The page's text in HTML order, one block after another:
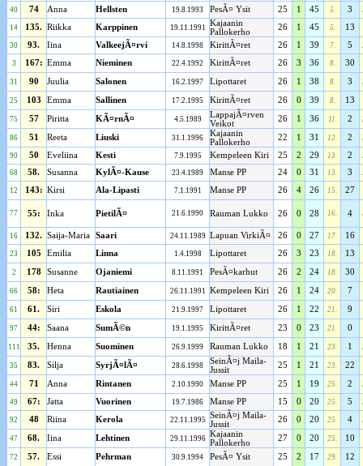
40 74 Anna Hellsten 19.8.1993 PesÃ¤ Ysit 25 1 45 5. 3
14 135. Riikka Karppinen 19.11.1991 Kajaanin
Pallokerho
26 1 45 5. 13
30 93. Iina ValkeejÃ¤rvi 14.8.1998 KirittÃ¤ret 26 1 39 7. 5
3 167: Emma Nieminen 22.4.1992 KirittÃ¤ret 26 3 36 8. 30
31 90 Juulia Salonen 16.2.1997 Lipottaret 26 1 38 8. 3
25 103 Emma Sallinen 17.2.1995 KirittÃ¤ret 26 0 39 8. 13
75 57 Piritta KÃ¤rnÃ¤ 4.5.1989
LappajÃ¤rven
Veikot
26 1 36 11. 2
86 51 Reeta Liuski 31.1.1996
Kajaanin
Pallokerho
22 1 31 12. 2
90 50 Eveliina Kesti 7.9.1995 Kempeleen Kiri 25 2 29 13. 2
68 58. Susanna KylÃ¤-Kause 23.4.1989 Manse PP 24 0 31 13. 3
12 143: Kirsi Ala-Lipasti 7.1.1991 Manse PP 26 4 26 15. 27
77 55: Inka PietilÃ¤ 21.6.1990 Rauman Lukko 26 0 28 16. 4
16 132. Saija-Maria Saari 24.11.1989 Lapuan VirkiÃ¤ 26 0 27 17. 16
23 105 Emilia Linna 1.4.1998 Lipottaret 26 3 23 18. 13
2 178 Susanne Ojaniemi 8.11.1991 PesÃ¤karhut 26 2 24 18. 30
66 58: Heta Rautiainen 26.11.1991 Kempeleen Kiri 26 1 24 20. 7
61 61. Siri Eskola 21.9.1997 Lipottaret 26 1 22 21. 9
97 44: Saana SumÃ©n 19.1.1995 KirittÃ¤ret 23 0 23 21. 0
111 35. Henna Suominen 26.9.1999 Rauman Lukko 18 1 21 23. 1
35 83. Silja SyrjÃ¤lÃ¤ 28.6.1998
SeinÃ¤j Maila-
Jussit
25 1 21 23. 22
44 71 Anna Rintanen 2.10.1990 Manse PP 25 1 19 25. 2
49 67: Jatta Vuorinen 19.7.1986 Manse PP 15 0 20 25. 5
92 48 Riina Kerola 22.11.1995 SeinÃ¤j Maila-
Jussit
26 0 20 25. 4
47 68. Iina Lehtinen 29.11.1996 Kajaanin
Pallokerho
27 0 20 25. 10
72 57. Essi Pehrman 30.9.1994 PesÃ¤ Ysit 25 2 17 29. 12